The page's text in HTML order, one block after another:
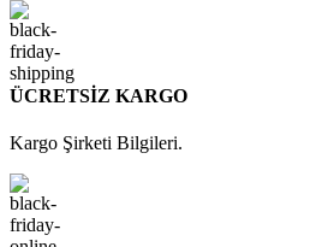
ÜCRETSİZ KARGO
Kargo Şirketi Bilgileri.